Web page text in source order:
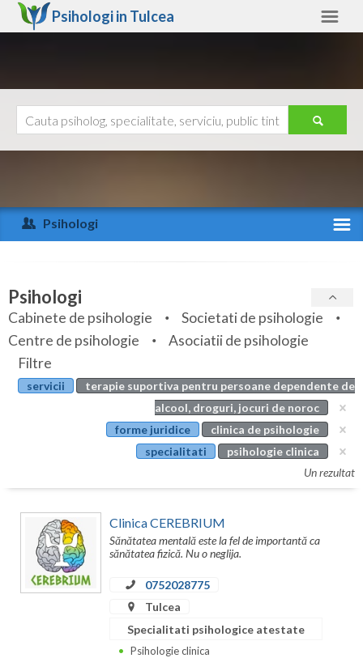
Psihologi in Tulcea
Arad
Arges
Bihor
Bistrita-Nasaud
Botosani
Calarasi
Caras-Severin
Ajutor
Psihologi
Specialitati
Servicii
Articole
Evenimente
Psihologi
Cabinete de psihologie
Societati de psihologie
Centre de psihologie
Asociatii de psihologie
Filtre
servicii
terapie suportiva pentru persoane dependente de
alcool, droguri, jocuri de noroc
forme juridice
clinica de psihologie
specialitati
psihologie clinica
Un rezultat
Clinica CEREBRIUM
Sănătatea mentală este la fel de importantă ca
sănătatea fizică. Nu o neglija.
0752028775
Tulcea
Specialitati psihologice atestate
Psihologie clinica